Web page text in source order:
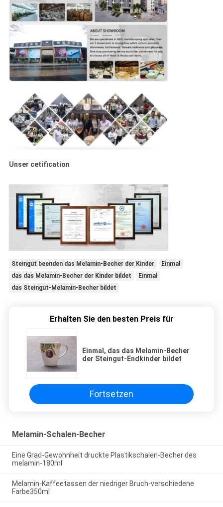
Unser cetification
Steingut beenden das Melamin-Becher der Kinder
Einmal
das das Melamin-Becher der Kinder bildet
Einmal
das Steingut-Melamin-Becher bildet
Erhalten Sie den besten Preis für
Einmal, das das Melamin-Becher
der Steingut-Endkinder bildet
Fortsetzen
Melamin-Schalen-Becher
Eine Grad-Gewohnheit druckte Plastikschalen-Becher des
melamin-180ml
Melamin-Kaffeetassen der niedriger Bruch-verschiedene
Farbe350ml